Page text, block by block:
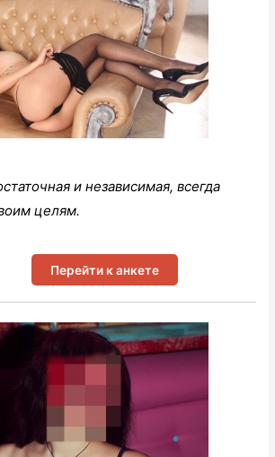
и независимая, всегда
целям.
Перейти к анкете